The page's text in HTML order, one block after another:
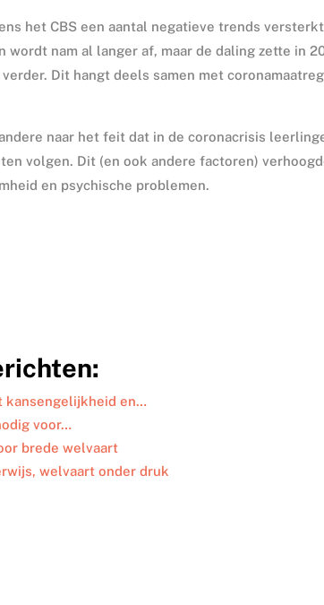
het CBS een aantal negatieve trends
wordt nam al langer af, maar de daling zette in
Dit hangt deels samen met
naar het feit dat in de coronacrisis
volgen. Dit (en ook andere factoren)
en psychische problemen.
kansengelijkheid en…
voor…
brede welvaart
welvaart onder druk